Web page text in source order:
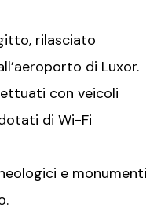
rilasciato
di Luxor.
con veicoli
di Wi-Fi
e monumenti